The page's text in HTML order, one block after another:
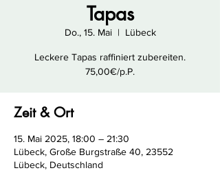
Tapas
Do., 15. Mai
  |
Lübeck
Leckere Tapas raffiniert zubereiten.
75,00€/p.P.
Zeit & Ort
15. Mai 2025, 18:00 – 21:30
Lübeck, Große Burgstraße 40, 23552
Lübeck, Deutschland